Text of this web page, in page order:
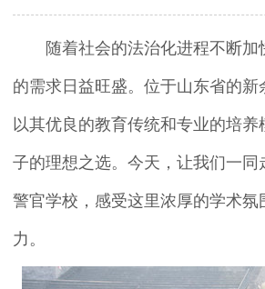
随着社会的法治化进程不断
的需求日益旺盛。位于山东省的新
以其优良的教育传统和专业的培养
子的理想之选。今天，让我们一同
警官学校，感受这里浓厚的学术氛
力。